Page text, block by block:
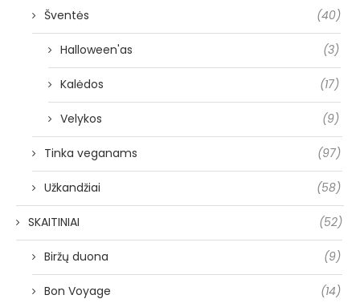
Šventės (40)
Halloween'as (3)
Kalėdos (17)
Velykos (9)
Tinka veganams (97)
Užkandžiai (58)
SKAITINIAI (52)
Biržų duona (9)
Bon Voyage (14)